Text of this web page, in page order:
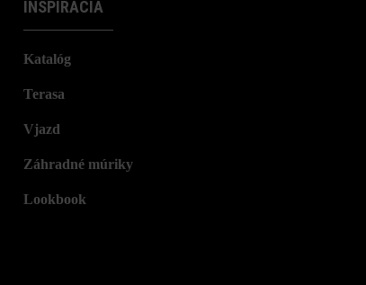
INŠPIRÁCIA
Katalóg
Terasa
Vjazd
Záhradné múriky
Lookbook